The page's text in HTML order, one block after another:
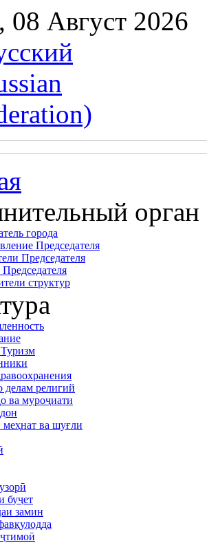
08 Август 2026
орган
города
Председателя
Председателя
структур
делам религий
ва муроҷиати
ва шуғли
буҷет
замин